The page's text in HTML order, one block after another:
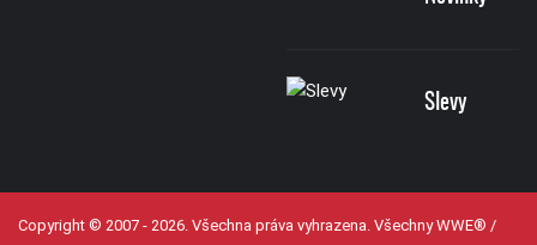
Slevy
Copyright © 2007 - 2026. Všechna práva vyhrazena. Všechny WWE® /